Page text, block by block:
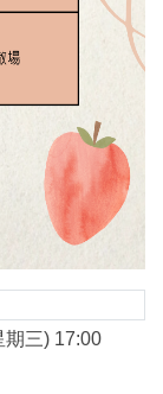
期三) 17:00